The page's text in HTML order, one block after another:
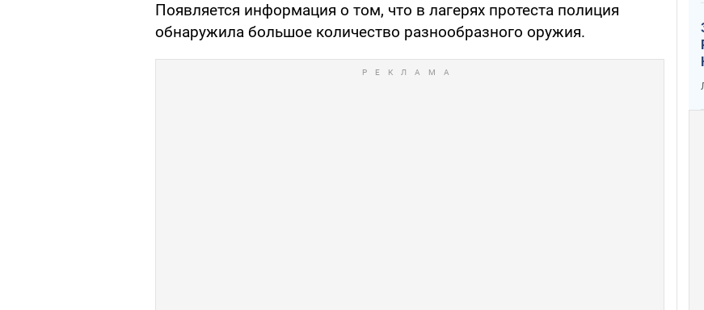
Появляется информация о том, что в лагерях протеста полиция
обнаружила большое количество разнообразного оружия.